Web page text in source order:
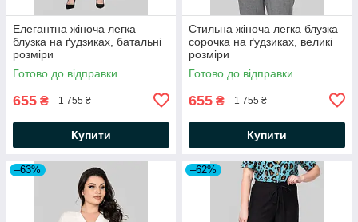
Елегантна жіноча легка
блузка на ґудзиках, батальні
розміри
Готово до відправки
655 ₴ 1 755 ₴
Купити
Стильна жіноча легка блузка
сорочка на ґудзиках, великі
розміри
Готово до відправки
655 ₴ 1 755 ₴
Купити
–63% –62%